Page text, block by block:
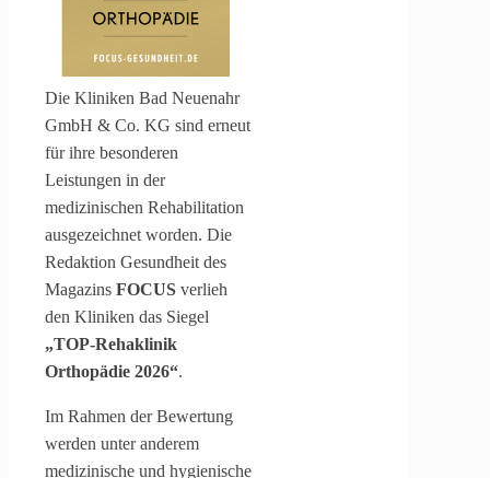
Die Kliniken Bad Neuenahr
GmbH & Co. KG sind erneut
für ihre besonderen
Leistungen in der
medizinischen Rehabilitation
ausgezeichnet worden. Die
Redaktion Gesundheit des
Magazins FOCUS verlieh
den Kliniken das Siegel
„TOP-Rehaklinik
Orthopädie 2026“.
Im Rahmen der Bewertung
werden unter anderem
medizinische und hygienische